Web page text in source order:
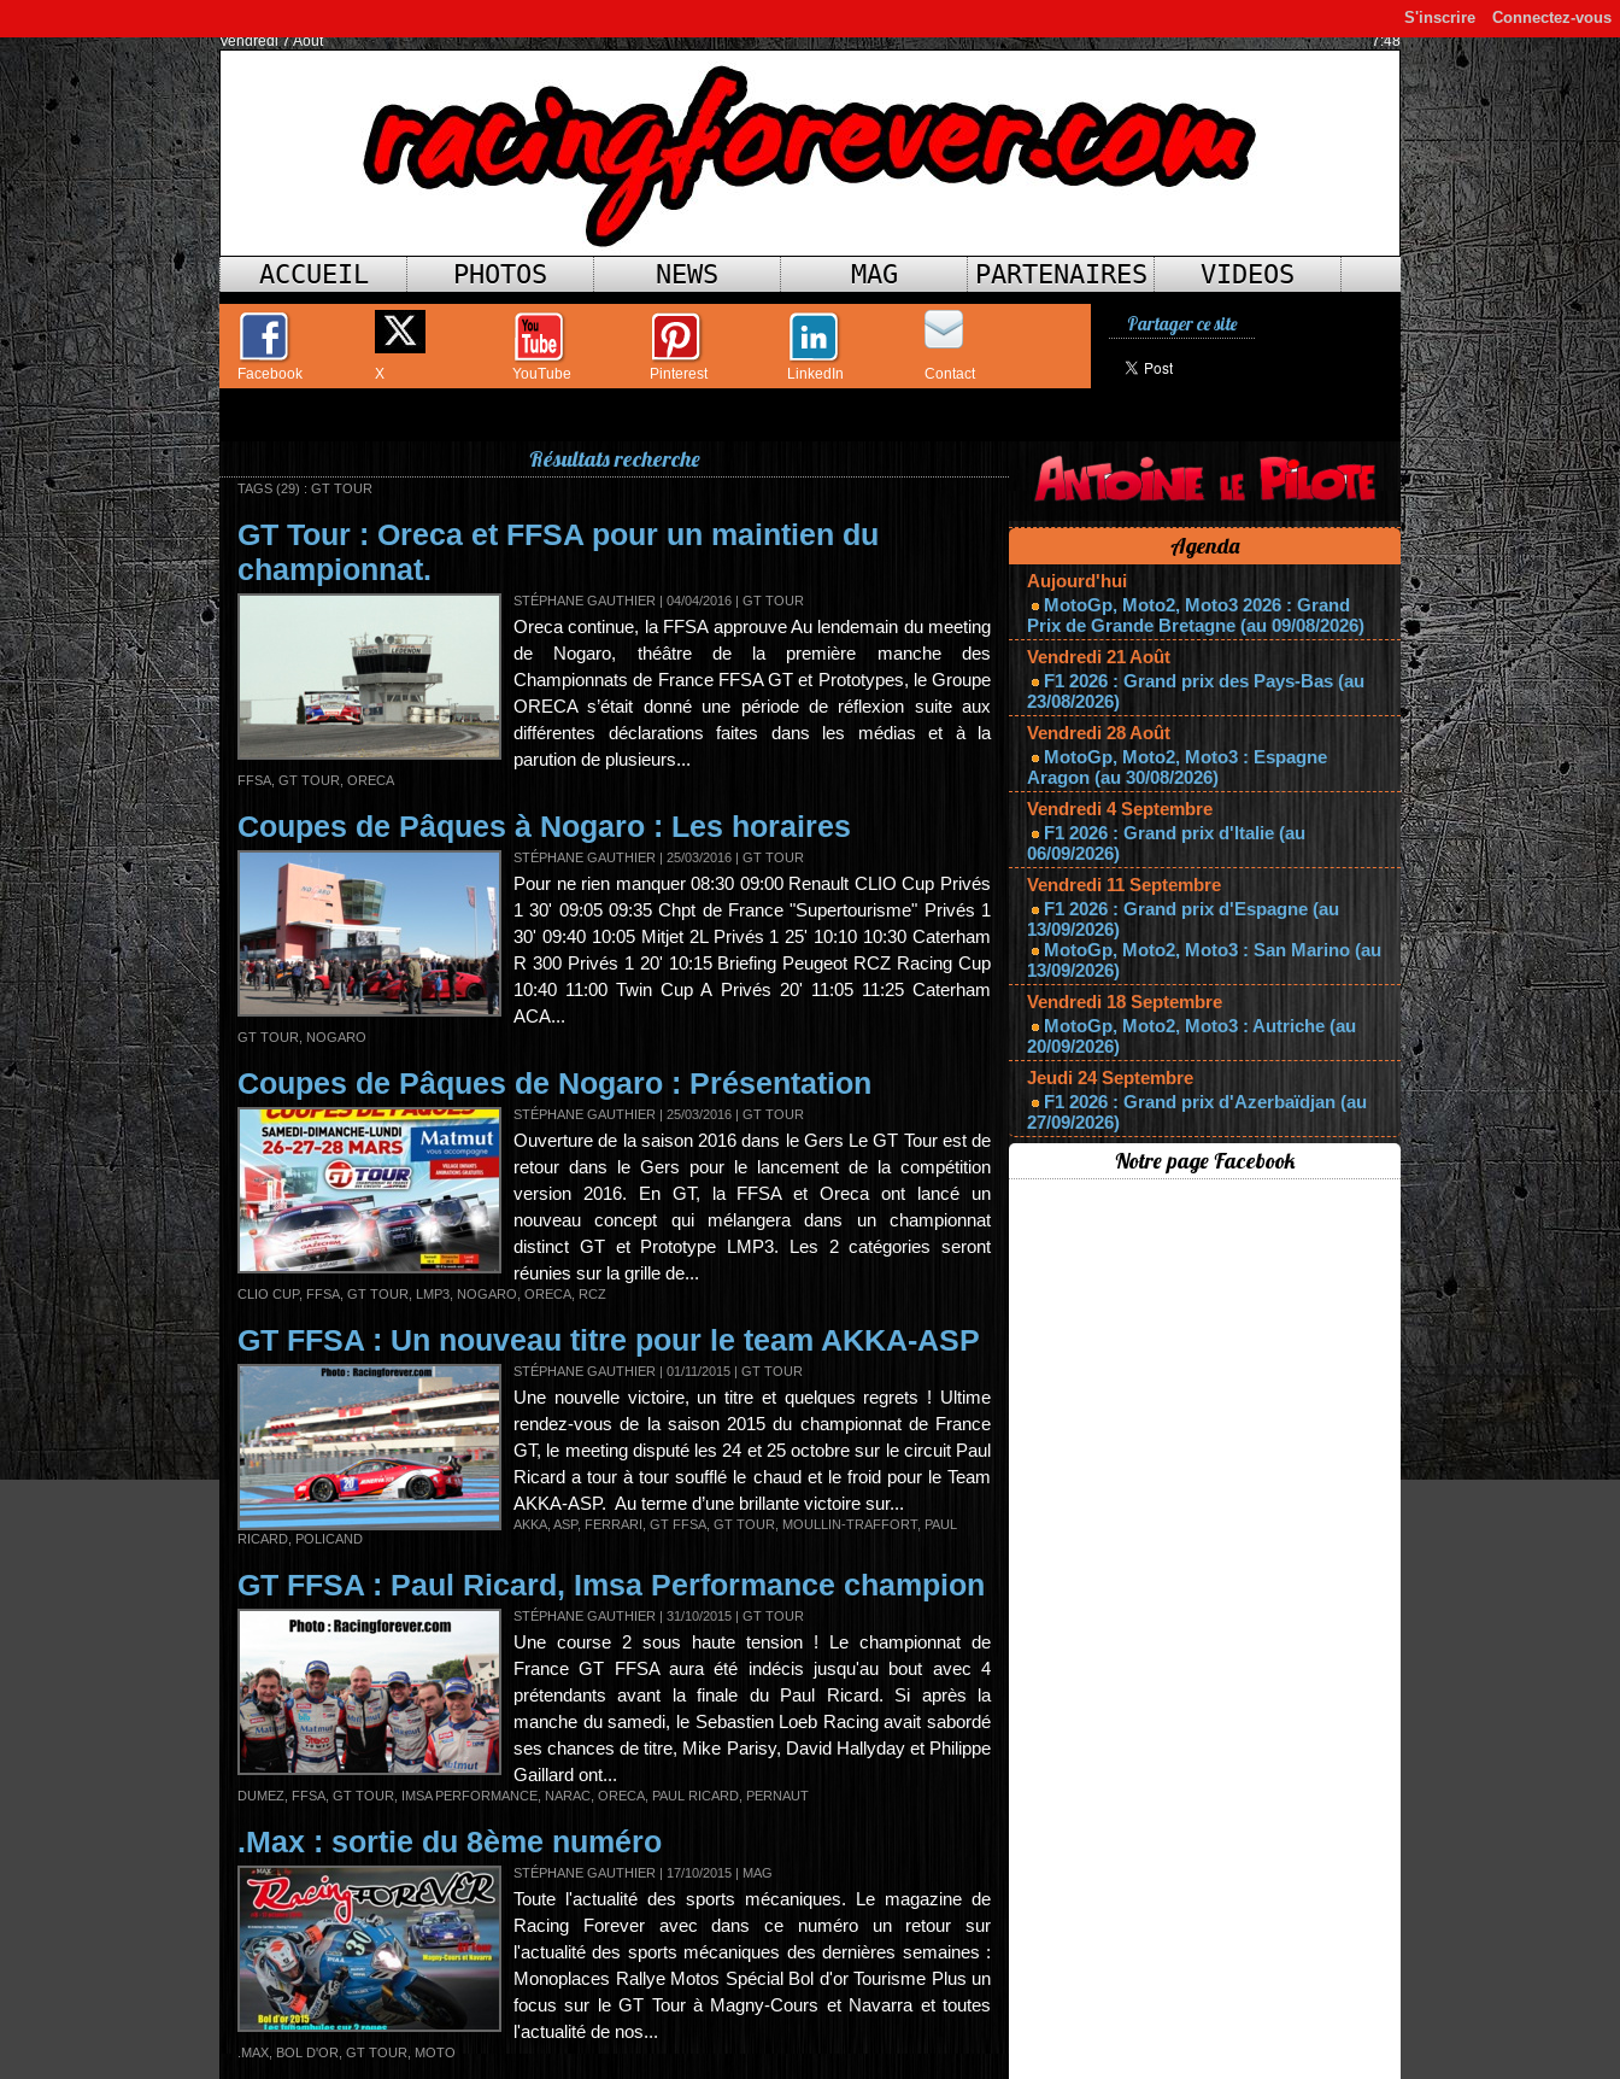
Connectez-vous
S'inscrire
Vendredi 7 Août 7:48
ACCUEIL PHOTOS NEWS MAG PARTENAIRES VIDEOS
Facebook X YouTube Pinterest LinkedIn Contact
Partager ce site
Résultats recherche
TAGS (29) : GT TOUR
GT Tour : Oreca et FFSA pour un maintien du
championnat.
STÉPHANE GAUTHIER | 04/04/2016 | GT TOUR
Oreca continue, la FFSA approuve Au lendemain du meeting
de Nogaro, théâtre de la première manche des
Championnats de France FFSA GT et Prototypes, le Groupe
ORECA s’était donné une période de réflexion suite aux
différentes déclarations faites dans les médias et à la
parution de plusieurs...
FFSA GT TOUR ORECA
Coupes de Pâques à Nogaro : Les horaires
STÉPHANE GAUTHIER | 25/03/2016 | GT TOUR
Pour ne rien manquer 08:30 09:00 Renault CLIO Cup Privés
1 30' 09:05 09:35 Chpt de France "Supertourisme" Privés 1
30' 09:40 10:05 Mitjet 2L Privés 1 25' 10:10 10:30 Caterham
R 300 Privés 1 20' 10:15 Briefing Peugeot RCZ Racing Cup
10:40 11:00 Twin Cup A Privés 20' 11:05 11:25 Caterham
ACA...
GT TOUR NOGARO
Coupes de Pâques de Nogaro : Présentation
STÉPHANE GAUTHIER | 25/03/2016 | GT TOUR
Ouverture de la saison 2016 dans le Gers Le GT Tour est de
retour dans le Gers pour le lancement de la compétition
version 2016. En GT, la FFSA et Oreca ont lancé un
nouveau concept qui mélangera dans un championnat
distinct GT et Prototype LMP3. Les 2 catégories seront
réunies sur la grille de...
CLIO CUP, FFSA GT TOUR LMP3 NOGARO ORECA RCZ
GT FFSA : Un nouveau titre pour le team AKKA-ASP
STÉPHANE GAUTHIER | 01/11/2015 | GT TOUR
Une nouvelle victoire, un titre et quelques regrets ! Ultime
rendez-vous de la saison 2015 du championnat de France
GT, le meeting disputé les 24 et 25 octobre sur le circuit Paul
Ricard a tour à tour soufflé le chaud et le froid pour le Team
AKKA-ASP. Au terme d’une brillante victoire sur...
AKKA ASP, FERRARI GT FFSA GT TOUR MOULLIN-TRAFFORT, PAUL
RICARD POLICAND
GT FFSA : Paul Ricard, Imsa Performance champion
STÉPHANE GAUTHIER | 31/10/2015 | GT TOUR
Une course 2 sous haute tension ! Le championnat de
France GT FFSA aura été indécis jusqu'au bout avec 4
prétendants avant la finale du Paul Ricard. Si après la
manche du samedi, le Sebastien Loeb Racing avait sabordé
ses chances de titre, Mike Parisy, David Hallyday et Philippe
Gaillard ont...
DUMEZ FFSA GT TOUR IMSA PERFORMANCE NARAC ORECA PAUL RICARD PERNAUT
.Max : sortie du 8ème numéro
STÉPHANE GAUTHIER | 17/10/2015 | MAG
Toute l'actualité des sports mécaniques. Le magazine de
Racing Forever avec dans ce numéro un retour sur
l'actualité des sports mécaniques des dernières semaines :
Monoplaces Rallye Motos Spécial Bol d'or Tourisme Plus un
focus sur le GT Tour à Magny-Cours et Navarra et toutes
l'actualité de nos...
.MAX BOL D'OR GT TOUR MOTO
Agenda
Aujourd'hui
MotoGp, Moto2, Moto3 2026 : Grand
Prix de Grande Bretagne (au 09/08/2026)
Vendredi 21 Août
F1 2026 : Grand prix des Pays-Bas (au
23/08/2026)
Vendredi 28 Août
MotoGp, Moto2, Moto3 : Espagne
Aragon (au 30/08/2026)
Vendredi 4 Septembre
F1 2026 : Grand prix d'Italie (au
06/09/2026)
Vendredi 11 Septembre
F1 2026 : Grand prix d'Espagne (au
13/09/2026)
MotoGp, Moto2, Moto3 : San Marino (au
13/09/2026)
Vendredi 18 Septembre
MotoGp, Moto2, Moto3 : Autriche (au
20/09/2026)
Jeudi 24 Septembre
F1 2026 : Grand prix d'Azerbaïdjan (au
27/09/2026)
Notre page Facebook